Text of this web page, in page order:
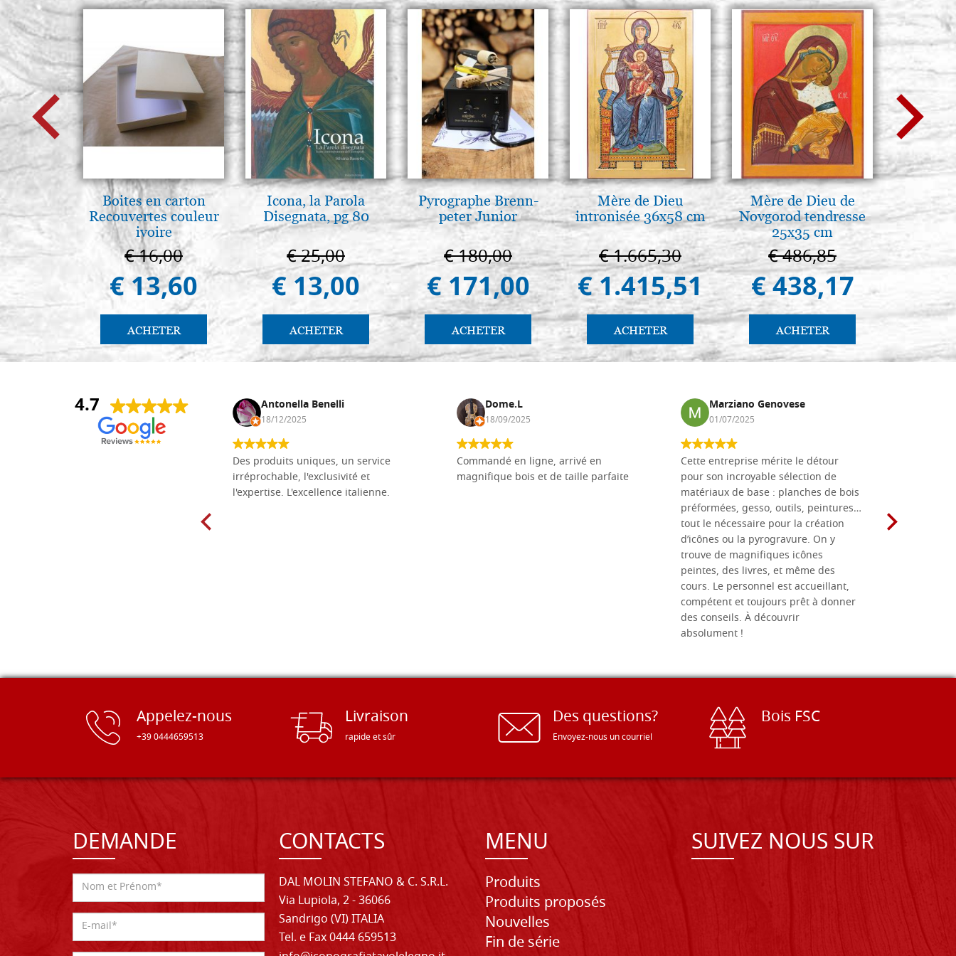
Boites en carton
Recouvertes couleur
ivoire
€ 16,00
€ 13,60
ACHETER
Icona, la Parola
Disegnata, pg 80
€ 25,00
€ 13,00
ACHETER
Pyrographe Brenn-
peter Junior
€ 180,00
€ 171,00
ACHETER
Mère de Dieu
intronisée 36x58 cm
€ 1.665,30
€ 1.415,51
ACHETER
Mère de Dieu de
Novgorod tendresse
25x35 cm
€ 486,85
€ 438,17
ACHETER
La
The
€
4.7
Daniel Vandewalle Antonella Benelli
18/12/2025
Des produits uniques, un service
irréprochable, l'exclusivité et
l'expertise. L'excellence italienne.
Dome.L
18/09/2025
Commandé en ligne, arrivé en
magnifique bois et de taille parfaite
Marziano Genovese
01/07/2025
Cette entreprise mérite le détour
pour son incroyable sélection de
matériaux de base : planches de bois
préformées, gesso, outils, peintures…
tout le nécessaire pour la création
d’icônes ou la pyrogravure. On y
trouve de magnifiques icônes
peintes, des livres, et même des
cours. Le personnel est accueillant,
compétent et toujours prêt à donner
des conseils. À découvrir
absolument !
Appelez-nous
+39 0444659513
Livraison
rapide et sûr
Des questions?
Envoyez-nous un courriel
Bois FSC
DEMANDE CONTACTS
DAL MOLIN STEFANO & C. S.R.L.
Via Lupiola, 2 - 36066
Sandrigo (VI) ITALIA
Tel. e Fax 0444 659513
MENU
Produits
Produits proposés
Nouvelles
Fin de série
SUIVEZ NOUS SUR